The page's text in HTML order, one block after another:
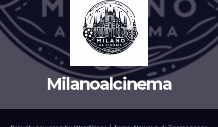
Milanoalcinema